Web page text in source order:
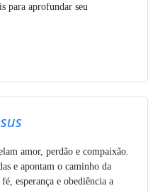
para aprofundar seu
amor, perdão e compaixão.
e apontam o caminho da
esperança e obediência a